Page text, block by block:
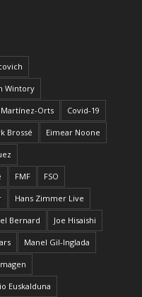
Wintory
Orts Covid-19
Brossé Eimear Noone
FMF FSO
Hans Zimmer Live
Bernard Joe Hisaishi
Manel Gil-Inglada
Euskalduna